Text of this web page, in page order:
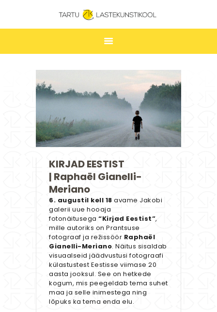
TARTU LASTEKUNSTIKOOL
UUDISED
TUNNIPLAAN
LASTEKUNSTIKOOL
KONTAKT
STUUDIUM
KIRJAD EESTIST
| Raphaël Gianelli-
Meriano
6. augustil kell 18 avame Jakobi
galerii uue hooaja
fotonäitusega “Kirjad Eestist”,
mille autoriks on Prantsuse
fotograaf ja režissöör Raphaël
Gianelli-Meriano. Näitus sisaldab
visuaalseid jäädvustusi fotograafi
külastustest Eestisse viimase 20
aasta jooksul. See on hetkede
kogum, mis peegeldab tema suhet
maa ja selle inimestega ning
lõpuks ka tema enda elu.